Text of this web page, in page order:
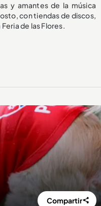
y amantes de la música
con tiendas de discos,
de las Flores.
Compartir